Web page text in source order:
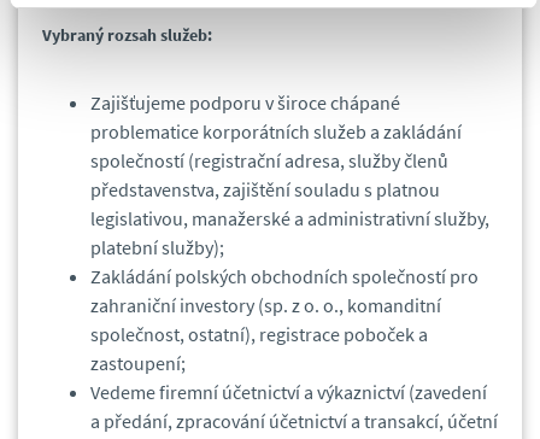
Vybraný rozsah služeb:
Zajišťujeme podporu v široce chápané
problematice korporátních služeb a zakládání
společností (registrační adresa, služby členů
představenstva, zajištění souladu s platnou
legislativou, manažerské a administrativní služby,
platební služby);
Zakládání polských obchodních společností pro
zahraniční investory (sp. z o. o., komanditní
společnost, ostatní), registrace poboček a
zastoupení;
Vedeme firemní účetnictví a výkaznictví (zavedení
a předání, zpracování účetnictví a transakcí, účetní